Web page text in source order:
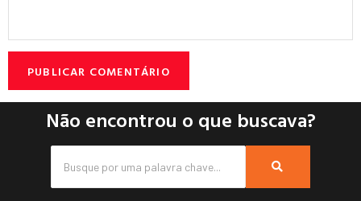
Não encontrou o que buscava?